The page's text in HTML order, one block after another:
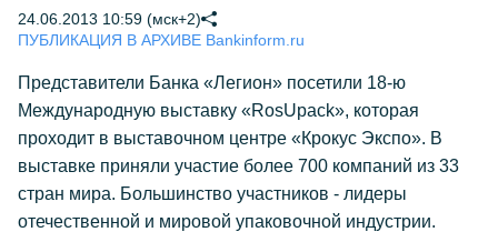
24.06.2013 10:59 (мск+2)
ПУБЛИКАЦИЯ В АРХИВЕ Bankinform.ru
Представители Банка «Легион» посетили 18-ю
Международную выставку «RosUpack», которая
проходит в выставочном центре «Крокус Экспо». В
выставке приняли участие более 700 компаний из 33
стран мира. Большинство участников - лидеры
отечественной и мировой упаковочной индустрии.